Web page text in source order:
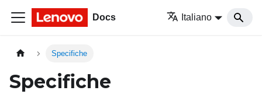
Docs Italiano
Specifiche
Specifiche